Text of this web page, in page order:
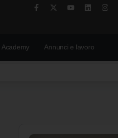
Academy Annunci e lavoro